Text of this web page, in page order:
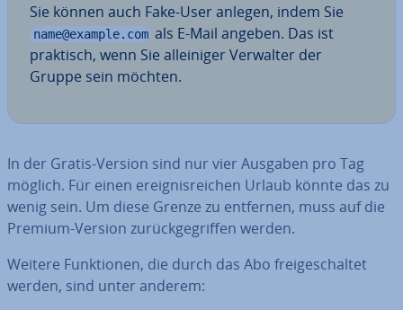
Sie können auch Fake-User anlegen, indem Sie
name@example.com als E-Mail angeben. Das ist
praktisch, wenn Sie al­lei­ni­ger Verwalter der
Gruppe sein möchten.
In der Gratis-Version sind nur vier Ausgaben pro Tag
möglich. Für einen er­eig­nis­rei­chen Urlaub könnte das zu
wenig sein. Um diese Grenze zu entfernen, muss auf die
Premium-Version zu­rück­ge­grif­fen werden.
Weitere Funk­tio­nen, die durch das Abo frei­ge­schal­tet
werden, sind unter anderem: